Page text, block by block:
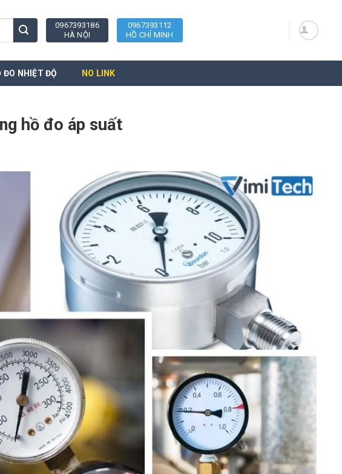
0967393186
HÀ NỘI
0967393112
HỒ CHÍ MINH
ĐO NHIỆT ĐỘ NO LINK
hồ đo áp suất